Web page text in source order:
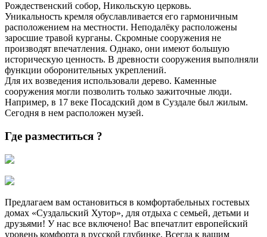
Рождественский собор, Никольскую церковь.
Уникальность кремля обуславливается его гармоничным
расположением на местности. Неподалёку расположены
заросшие травой курганы. Скромные сооружения не
производят впечатления. Однако, они имеют большую
историческую ценность. В древности сооружения выполняли
функции оборонительных укреплений.
Для их возведения использовали дерево. Каменные
сооружения могли позволить только зажиточные люди.
Например, в 17 веке Посадский дом в Суздале был жилым.
Сегодня в нем расположен музей.
Где разместиться ?
Предлагаем вам остановиться в комфортабельных гостевых
домах «Суздальский Хутор», для отдыха с семьей, детьми и
друзьями! У нас все включено! Вас впечатлит европейский
уровень комфорта в русской глубинке. Всегда к вашим